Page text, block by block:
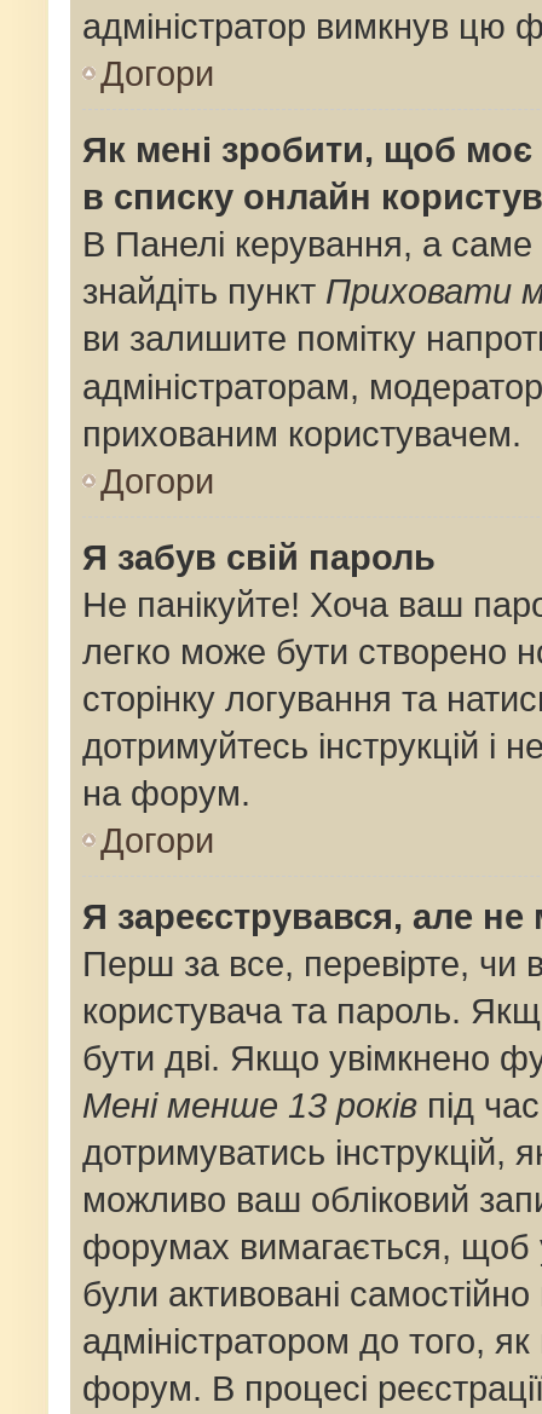
адміністратор вимкнув цю
Догори
Як мені зробити, щоб моє
в списку онлайн
В Панелі керування, а
знайдіть пункт Приховати
ви залишите помітку
адміністраторам,
прихованим користувачем.
Догори
Я забув свій пароль
Не панікуйте! Хоча ваш
легко може бути створено
сторінку логування та
дотримуйтесь інструкцій і
на форум.
Догори
Я зареєструвався, але
Перш за все, перевірте, чи
користувача та пароль.
бути дві. Якщо увімкнено
Мені менше 13 років під
дотримуватись інструкцій,
можливо ваш обліковий
форумах вимагається, щоб
були активовані
адміністратором до того,
форум. В процесі